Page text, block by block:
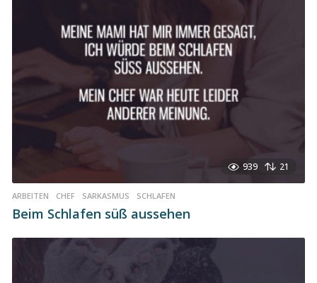
939 21
ARBEITEN ,CHEF ,SARKASMUS ,SCHLAFEN
Beim Schlafen süß aussehen